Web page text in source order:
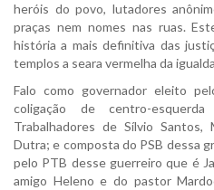
heróis do povo, lutadores
praças nem nomes nas ruas.
história a mais definitiva das
templos a seara vermelha da
Falo como governador eleito
coligação de centro-
Trabalhadores de Sílvio
Dutra; e composta do PSB dessa
pelo PTB desse guerreiro que é
amigo Heleno e do pastor